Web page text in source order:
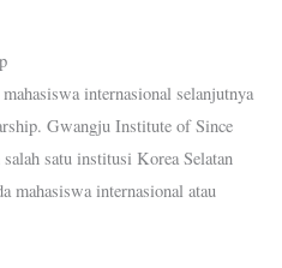
internasional selanjutnya
Gwangju Institute of Since
satu institusi Korea Selatan
mahasiswa internasional atau